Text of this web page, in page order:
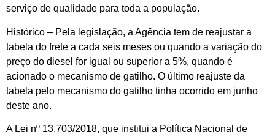
serviço de qualidade para toda a população.
Histórico – Pela legislação, a Agência tem de reajustar a
tabela do frete a cada seis meses ou quando a variação do
preço do diesel for igual ou superior a 5%, quando é
acionado o mecanismo de gatilho. O último reajuste da
tabela pelo mecanismo do gatilho tinha ocorrido em junho
deste ano.
A Lei nº 13.703/2018, que institui a Política Nacional de